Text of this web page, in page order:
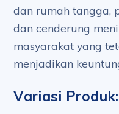
dan rumah tangga,
dan cenderung
masyarakat yang
menjadikan
Variasi Produk: